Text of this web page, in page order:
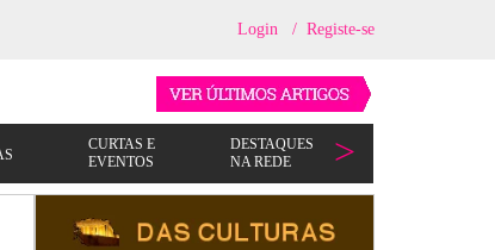
Login / Registe-se